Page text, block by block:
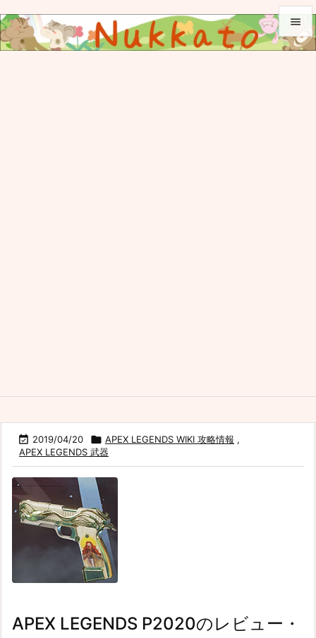


 2019/04/20  APEX LEGENDS WIKI 攻略情報 ,
APEX LEGENDS 武器
APEX LEGENDS P2020のレビュー・